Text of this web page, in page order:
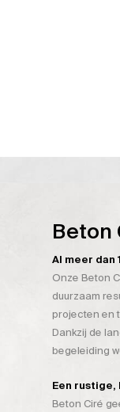
Beton
Al meer dan
Onze Beton
duurzaam
projecten en
Dankzij de
begeleiding
Een
Beton Ciré